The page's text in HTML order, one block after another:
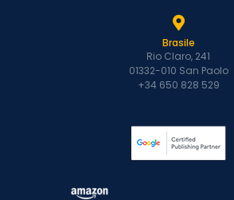
Brasile
Rio Claro, 241
01332-010 San Paolo
+34 650 828 529